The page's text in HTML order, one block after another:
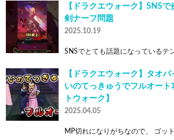
【ドラクエウォーク】SNS
剣ナーフ問題
2025.10.19
SNSでとても話題になっているテ
【ドラクエウォーク】タオ
いのてっきゅうでフルオー
トウォーク】
2025.04.05
MP切れになりがちなので、 ゴッ